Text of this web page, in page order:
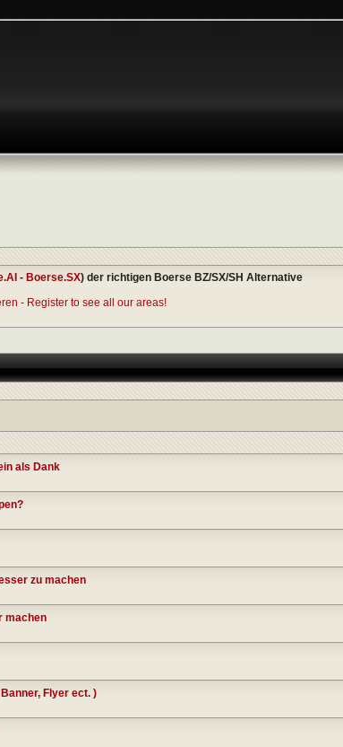
- Boerse.SX) der richtigen Boerse BZ/SX/SH Alternative
- Register to see all our areas!
als Dank
zu machen
machen
Flyer ect. )